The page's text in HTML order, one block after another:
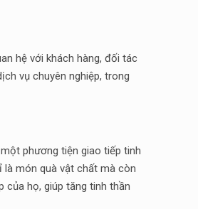
hệ với khách hàng, đối tác
vụ chuyên nghiệp, trong
phương tiện giao tiếp tinh
là món quà vật chất mà còn
của họ, giúp tăng tinh thần